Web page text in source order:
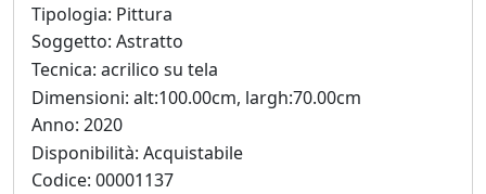
Ado
Furlanetto
Ugo
Gangheri
Tipologia: Pittura
Soggetto: Astratto
Tecnica: acrilico su tela
Dimensioni: alt:100.00cm, largh:70.00cm
Anno: 2020
Disponibilità: Acquistabile
Codice: 00001137